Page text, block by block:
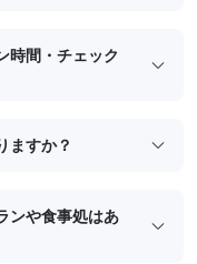
時間・チェック
ますか？
ンや食事処はあ